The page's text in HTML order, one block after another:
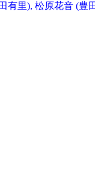
有里), 松原花音 (豊